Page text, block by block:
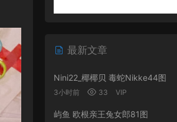
最新文章
Nini22_椰椰贝 毒蛇Nikke44图
3小时前 33 VIP
屿鱼 欧根亲王兔女郎81图